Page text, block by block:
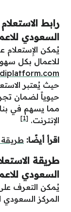
رابط
السعودي
يُمكن
للاعمال بكل
حيث يُعتبر
حيوياً لضمان
مما يسهم في
الإنترنت. [1]
اقرأ أيضًا:
طريقة
السعودي
يُمكن التعرف
المركز السعودي